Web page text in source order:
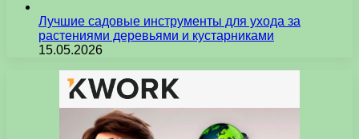
Лучшие садовые инструменты для ухода за
растениями деревьями и кустарниками
15.05.2026